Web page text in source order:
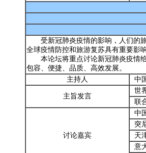
受新冠肺炎疫情的影响，人们的旅
全球疫情防控和旅游复苏具有重要影响
本论坛将重点讨论新冠肺炎疫情给
包容、便捷、品质、高效发展。
主持人
中
主旨发言
世
联
讨论嘉宾
中
突
天
意